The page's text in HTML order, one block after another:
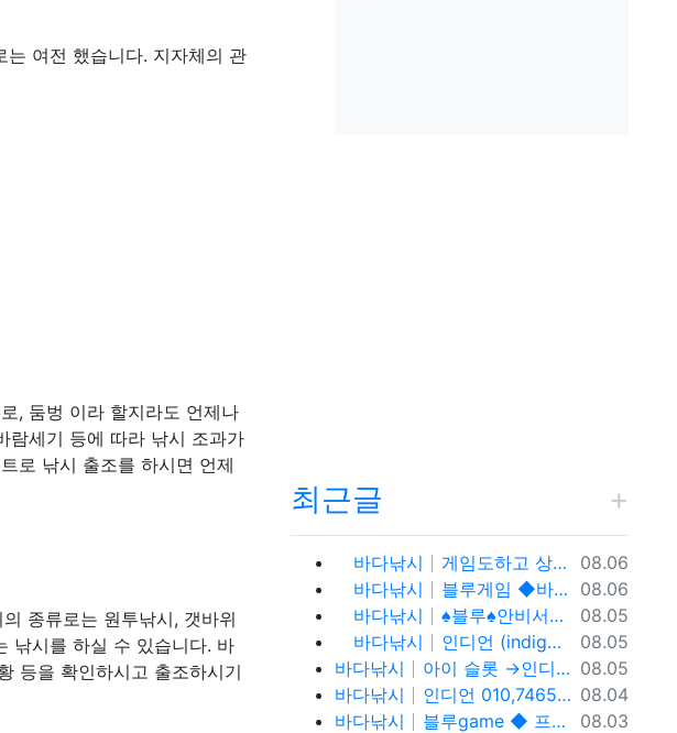
는 여전 했습니다. 지자체의 관
, 둠벙 이라 할지라도 언제나
람세기 등에 따라 낚시 조과가
로 낚시 출조를 하시면 언제
종류로는 원투낚시, 갯바위
낚시를 하실 수 있습니다. 바
등을 확인하시고 출조하시기
최근글
등록일
08.06
바다낚시
게임도하고 상금도받자! 0１O=7465 = 3464 인디언 홀덤 블루게임
등록일
08.06
바다낚시
블루게임 ◆바둑이 와일드홀덤 토너먼트◆ pshotgam.com ◆코인충전/테더/USDT가능◆블루게임◆ 온라인 실전 blue바 둑 이.
등록일
08.05
바다낚시
♠블루♠안비서♠ㅇ10,81,79,52,74 (blue) 바이브게임
등록일
08.05
바다낚시
인디언 (indigogame) 콜센터. holdemSITE.문의: ㅋㅏ톡 / 텔ㄹㅔ : T S T 3 6 5
등록일
08.05
바다낚시
아이 슬롯 →인디언홀덤게임 0. 10.81.7 9.→5.2.7.4%
등록일
08.04
바다낚시
인디언 010,7465,3464 (indigo-game) 콜센터.
등록일
08.03
바다낚시
블루game ◆ 프라그마틱 슬 롯 & 에 볼 루 션 ◆ BLUE C A S I N O ◆ 바 둑 이 | 홀 덤 | 바 캬 라 | 슬 롯 | 맞 고 ◆가입 코드 : 안비서◆